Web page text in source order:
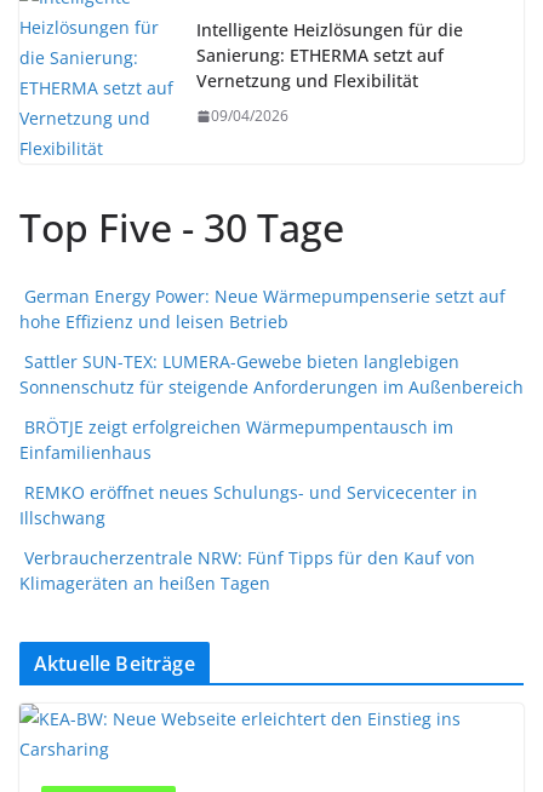
Intelligente Heizlösungen für die
Sanierung: ETHERMA setzt auf
Vernetzung und Flexibilität
09/04/2026
Top Five - 30 Tage
German Energy Power: Neue Wärmepumpenserie setzt auf
hohe Effizienz und leisen Betrieb
Sattler SUN-TEX: LUMERA-Gewebe bieten langlebigen
Sonnenschutz für steigende Anforderungen im Außenbereich
BRÖTJE zeigt erfolgreichen Wärmepumpentausch im
Einfamilienhaus
REMKO eröffnet neues Schulungs- und Servicecenter in
Illschwang
Verbraucherzentrale NRW: Fünf Tipps für den Kauf von
Klimageräten an heißen Tagen
Aktuelle Beiträge